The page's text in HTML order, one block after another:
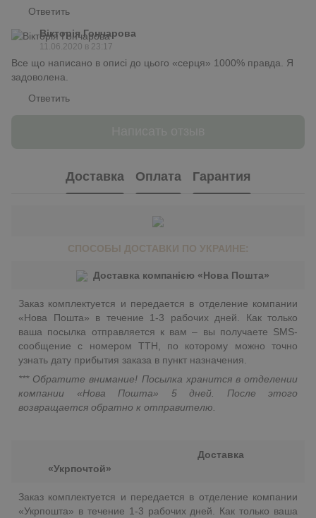
Ответить
Вікторія Гончарова
11.06.2020 в 23:17
Все що написано в описі до цього «серця» 1000% правда. Я
задоволена.
Ответить
Доставка Оплата Гарантия
СПОСОБЫ ДОСТАВКИ ПО УКРАИНЕ:
Доставка компанією «Нова Пошта»
Заказ комплектуется и передается в отделение компании
«Нова Пошта» в течение 1-3 рабочих дней. Как только
ваша посылка отправляется к вам – вы получаете SMS-
сообщение с номером ТТН, по которому можно точно
узнать дату прибытия заказа в пункт назначения.
*** Обратите внимание! Посылка хранится в отделении
компании «Нова Пошта» 5 дней. После этого
возвращается обратно к отправителю.
Доставка
«Укрпочтой»
Заказ комплектуется и передается в отделение компании
«Укрпошта» в течение 1-3 рабочих дней. Как только ваша